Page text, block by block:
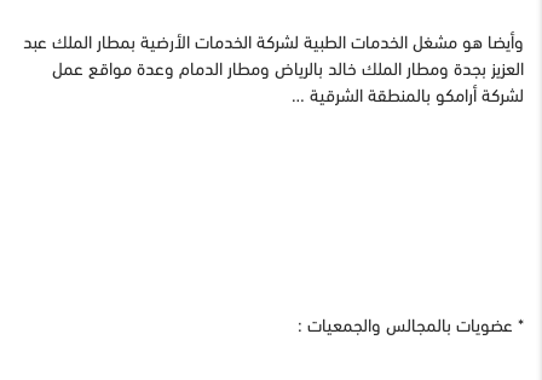
وأيضا هو مشغل الخدمات الطبية لشركة الخدمات الأرضية بمطار الملك عبد
العزيز بجدة ومطار الملك خالد بالرياض ومطار الدمام وعدة مواقع عمل
لشركة أرامكو بالمنطقة الشرقية …
* عضويات بالمجالس والجمعيات :